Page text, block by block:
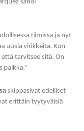
sanoi
tiimissä ja nyt
uusia virikkeitä. Kun
tarvitsee sitä. On
paikka.”
skippasivat edelliset
erittäin tyytyväisiä